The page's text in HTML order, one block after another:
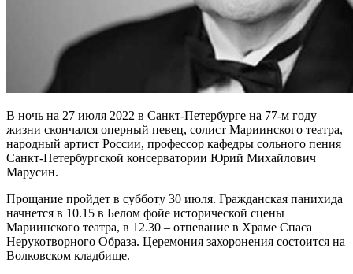
В ночь на 27 июля 2022 в Санкт-Петербурге на 77-м году
жизни скончался оперный певец, солист Мариинского театра,
народный артист России, профессор кафедры сольного пения
Санкт-Петербургской консерватории Юрий Михайлович
Марусин.
Прощание пройдет в субботу 30 июля. Гражданская панихида
начнется в 10.15 в Белом фойе исторической сцены
Мариинского театра, в 12.30 – отпевание в Храме Спаса
Нерукотворного Образа. Церемония захоронения состоится на
Волковском кладбище.